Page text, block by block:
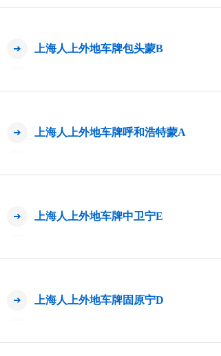
上海人上外地车牌包头蒙B
上海人上外地车牌呼和浩特蒙A
上海人上外地车牌中卫宁E
上海人上外地车牌固原宁D